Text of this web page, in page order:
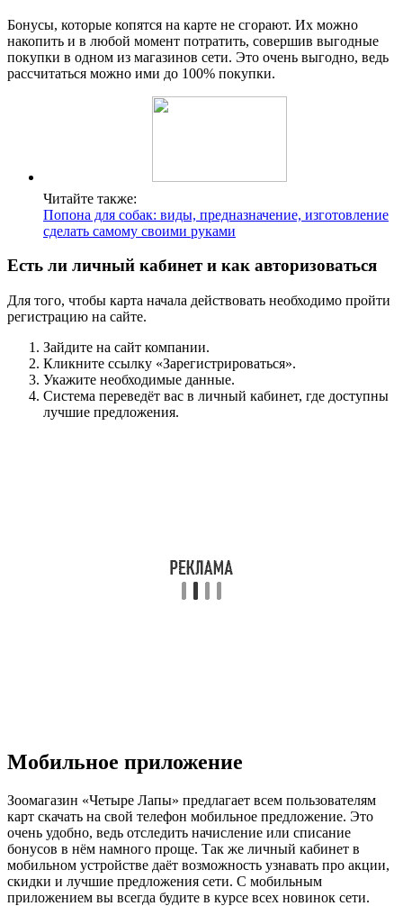
Бонусы, которые копятся на карте не сгорают. Их можно
накопить и в любой момент потратить, совершив выгодные
покупки в одном из магазинов сети. Это очень выгодно, ведь
рассчитаться можно ими до 100% покупки.
Читайте также:
Попона для собак: виды, предназначение, изготовление
сделать самому своими руками
Есть ли личный кабинет и как авторизоваться
Для того, чтобы карта начала действовать необходимо пройти
регистрацию на сайте.
Зайдите на сайт компании.
Кликните ссылку «Зарегистрироваться».
Укажите необходимые данные.
Система переведёт вас в личный кабинет, где доступны
лучшие предложения.
Мобильное приложение
Зоомагазин «Четыре Лапы» предлагает всем пользователям
карт скачать на свой телефон мобильное предложение. Это
очень удобно, ведь отследить начисление или списание
бонусов в нём намного проще. Так же личный кабинет в
мобильном устройстве даёт возможность узнавать про акции,
скидки и лучшие предложения сети. С мобильным
приложением вы всегда будите в курсе всех новинок сети.